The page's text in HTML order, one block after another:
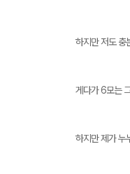
하지만 저도 충
게다가 6모는
하지만 제가 누